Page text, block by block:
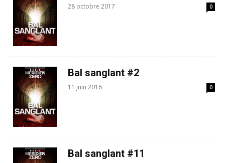
28 octobre 2017 0
Bal sanglant #2
11 juin 2016 0
Bal sanglant #11